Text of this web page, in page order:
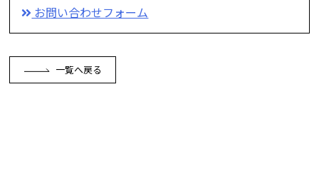
お問い合わせフォーム
一覧へ戻る